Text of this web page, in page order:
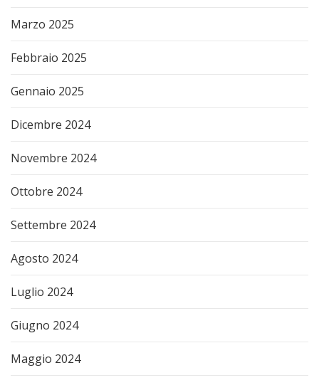
Marzo 2025
Febbraio 2025
Gennaio 2025
Dicembre 2024
Novembre 2024
Ottobre 2024
Settembre 2024
Agosto 2024
Luglio 2024
Giugno 2024
Maggio 2024